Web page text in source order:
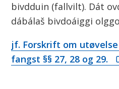
bivdduin (fallvilt). Dát
dábálaš bivdoáiggi
jf. Forskrift om
fangst §§ 27, 28 og 29.